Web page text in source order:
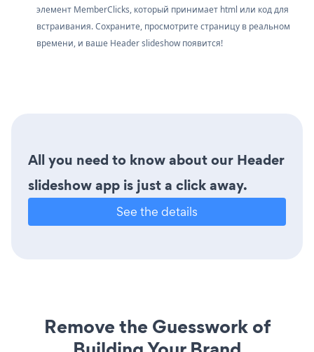
элемент MemberClicks, который принимает html или код для
встраивания. Сохраните, просмотрите страницу в реальном
времени, и ваше Header slideshow появится!
All you need to know about our Header
slideshow app is just a click away.
See the details
Remove the Guesswork of